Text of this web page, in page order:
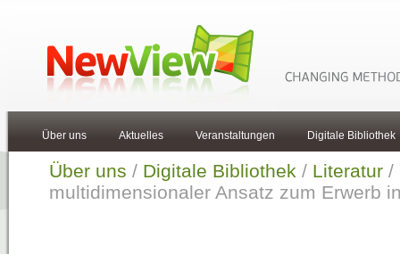
Über uns Aktuelles Veranstaltungen Digitale Bibliothek
Über uns / Digitale Bibliothek / Literatur /
multidimensionaler Ansatz zum Erwerb